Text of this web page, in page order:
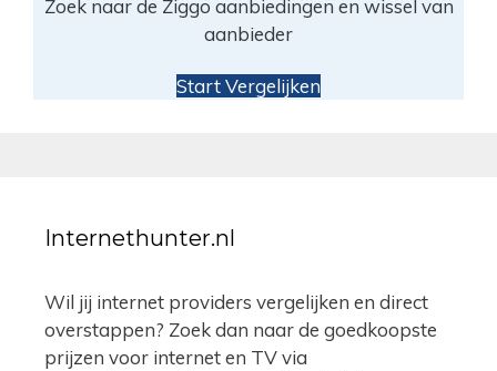
Zoek naar de Ziggo aanbiedingen en wissel van
aanbieder
Start Vergelijken
Internethunter.nl
Wil jij internet providers vergelijken en direct
overstappen? Zoek dan naar de goedkoopste
prijzen voor internet en TV via